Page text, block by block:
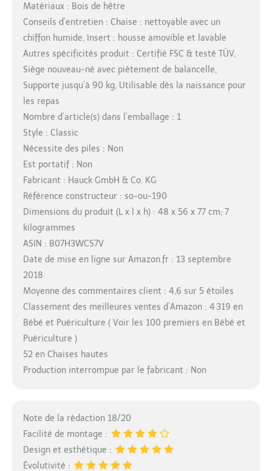
Matériaux : Bois de hêtre
Conseils d’entretien : Chaise : nettoyable avec un
chiffon humide, Insert : housse amovible et lavable
Autres spécificités produit : Certifié FSC & testé TÜV,
Siège nouveau-né avec piètement de balancelle,
Supporte jusqu’à 90 kg, Utilisable dès la naissance pour
les repas
Nombre d’article(s) dans l’emballage : 1
Style : Classic
Nécessite des piles : Non
Est portatif : Non
Fabricant : Hauck GmbH & Co. KG
Référence constructeur : so-ou-190
Dimensions du produit (L x l x h) : 48 x 56 x 77 cm; 7
kilogrammes
ASIN : B07H3WCS7V
Date de mise en ligne sur Amazon.fr : 13 septembre
2018
Moyenne des commentaires client : 4,6 sur 5 étoiles
Classement des meilleures ventes d’Amazon : 4 319 en
Bébé et Puériculture ( Voir les 100 premiers en Bébé et
Puériculture )
52 en Chaises hautes
Production interrompue par le fabricant : Non
Note de la rédaction 18/20
Facilité de montage :
Design et esthétique :
Évolutivité :